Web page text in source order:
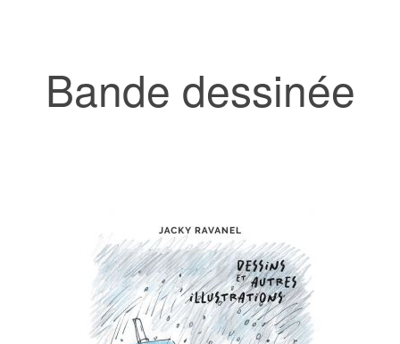
Bande dessinée